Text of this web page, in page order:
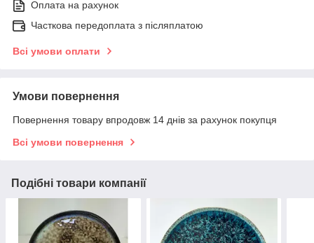
Оплата на рахунок
Часткова передоплата з післяплатою
Всі умови оплати
Умови повернення
Повернення товару впродовж 14 днів за рахунок покупця
Всі умови повернення
Подібні товари компанії